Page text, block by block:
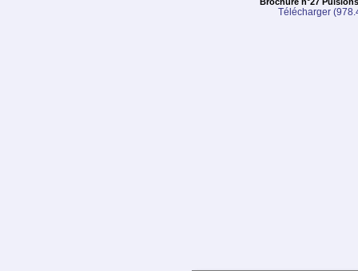
Télécharger